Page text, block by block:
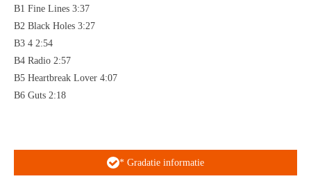
B1 Fine Lines 3:37
B2 Black Holes 3:27
B3 4 2:54
B4 Radio 2:57
B5 Heartbreak Lover 4:07
B6 Guts 2:18
* Gradatie informatie